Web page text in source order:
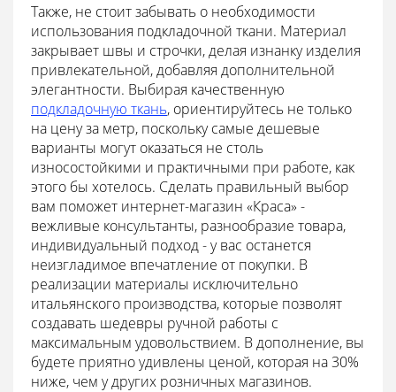
Также, не стоит забывать о необходимости
использования подкладочной ткани. Материал
закрывает швы и строчки, делая изнанку изделия
привлекательной, добавляя дополнительной
элегантности. Выбирая качественную
подкладочную ткань, ориентируйтесь не только
на цену за метр, поскольку самые дешевые
варианты могут оказаться не столь
износостойкими и практичными при работе, как
этого бы хотелось. Сделать правильный выбор
вам поможет интернет-магазин «Краса» -
вежливые консультанты, разнообразие товара,
индивидуальный подход - у вас останется
неизгладимое впечатление от покупки. В
реализации материалы исключительно
итальянского производства, которые позволят
создавать шедевры ручной работы с
максимальным удовольствием. В дополнение, вы
будете приятно удивлены ценой, которая на 30%
ниже, чем у других розничных магазинов.